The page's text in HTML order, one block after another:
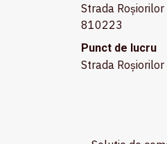
Strada
810223
Punct de lucru
Strada